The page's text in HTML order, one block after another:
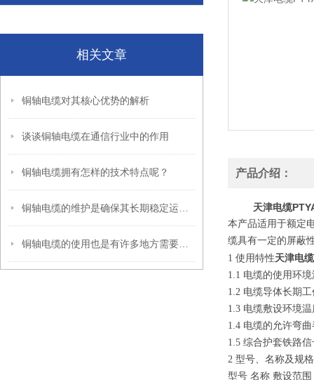
相关文章
铜轴电缆对其核心优势的解析
谈谈铜轴电缆在通信行业中的作用
铜轴电缆拥有怎样的技术特点呢？ 产品介绍：
天津电缆
本产品适用于额定
缆具有一定的屏蔽
1 使用特性天津电
1.1 电缆的使用环
1.2 电缆导体长期
1.3 电缆敷设环境
1.4 电缆的允许弯
1.5 综合护套铁路
2 型号、名称及规格
型号 名称 敷设范